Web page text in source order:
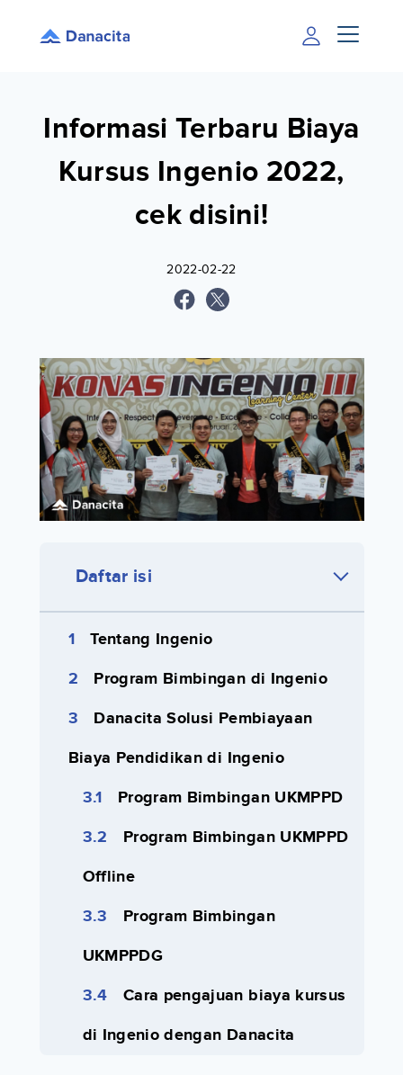
Informasi Terbaru Biaya
Kursus Ingenio 2022,
cek disini!
2022-02-22
Daftar isi
Tentang Ingenio
Program Bimbingan di Ingenio
Danacita Solusi Pembiayaan
Biaya Pendidikan di Ingenio
Program Bimbingan UKMPPD
Program Bimbingan UKMPPD
Offline
Program Bimbingan
UKMPPDG
Cara pengajuan biaya kursus
di Ingenio dengan Danacita